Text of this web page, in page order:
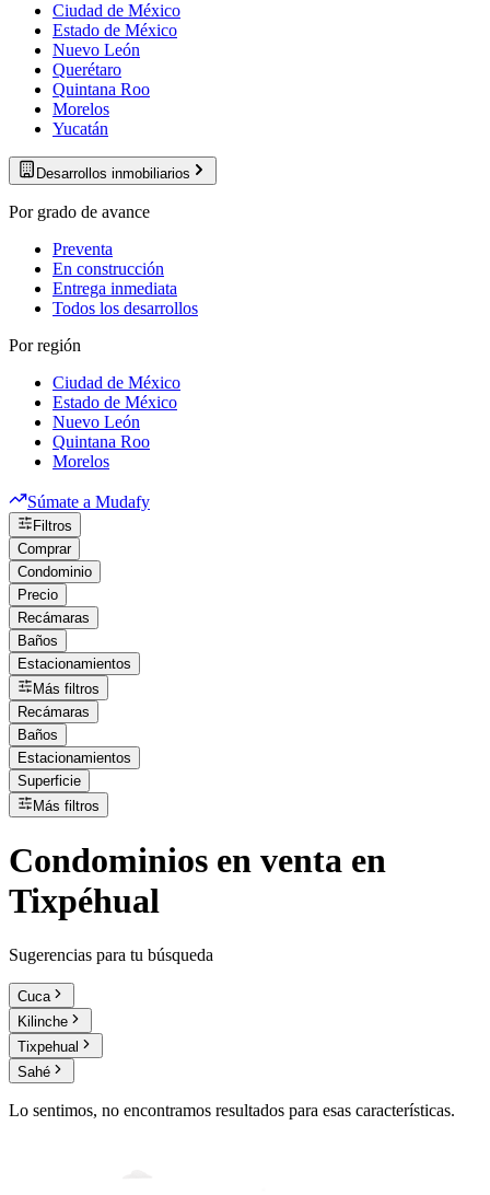
Ciudad de México
Estado de México
Nuevo León
Querétaro
Quintana Roo
Morelos
Yucatán
Desarrollos inmobiliarios
Por grado de avance
Preventa
En construcción
Entrega inmediata
Todos los desarrollos
Por región
Ciudad de México
Estado de México
Nuevo León
Quintana Roo
Morelos
Súmate a Mudafy
Filtros
Comprar
Condominio
Precio
Recámaras
Baños
Estacionamientos
Más filtros
Recámaras
Baños
Estacionamientos
Superficie
Más filtros
Condominios en venta en
Tixpéhual
Sugerencias para tu búsqueda
Cuca
Kilinche
Tixpehual
Sahé
Lo sentimos, no encontramos resultados para esas características.